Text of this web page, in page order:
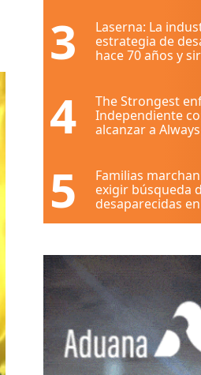
3
Laserna: La
estrategia de
hace 70 años y
4
The Strongest
Independiente
alcanzar a
5
Familias
exigir búsqueda
desaparecidas